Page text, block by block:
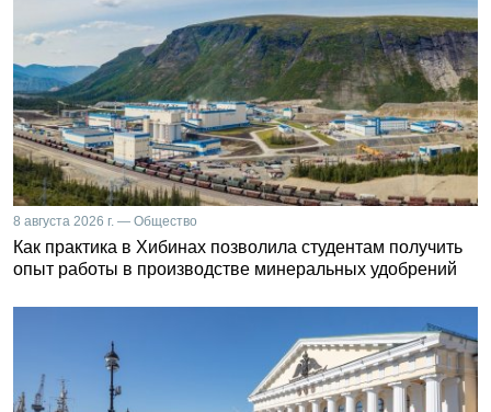
8 августа 2026 г. — Общество
Как практика в Хибинах позволила студентам получить
опыт работы в производстве минеральных удобрений